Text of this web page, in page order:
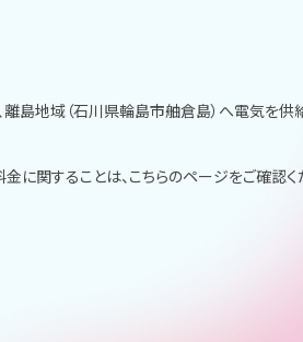
島地域（石川県輪島市舳倉島）へ電気を
関することは、こちらのページをご確認く